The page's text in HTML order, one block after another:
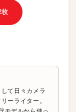
枚
て日々カメラ
ーライター。